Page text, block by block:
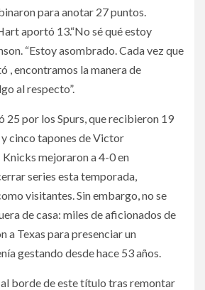
para anotar 27 puntos.
aportó 13.“No sé qué estoy
“Estoy asombrado. Cada vez que
, encontramos la manera de
al respecto”.
25 por los Spurs, que recibieron 19
cinco tapones de Victor
mejoraron a 4-0 en
series esta temporada,
visitantes. Sin embargo, no se
de casa: miles de aficionados de
a Texas para presenciar un
gestando desde hace 53 años.
borde de este título tras remontar